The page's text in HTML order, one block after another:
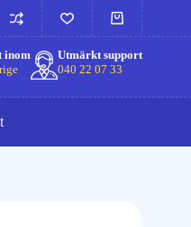
inom
Utmärkt support
040 22 07 33